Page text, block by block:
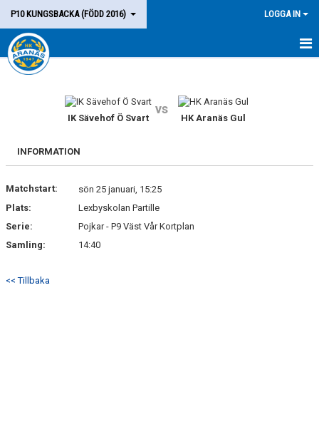
P10 KUNGSBACKA (FÖDD 2016) LOGGA IN
HEM
MATCHER
KONTAKT
IK Sävehof Ö Svart
vs
HK Aranäs Gul
INFORMATION
Matchstart:
sön 25 januari, 15:25
Plats:
Lexbyskolan Partille
Serie:
Pojkar - P9 Väst Vår Kortplan
Samling:
14:40
<< Tillbaka